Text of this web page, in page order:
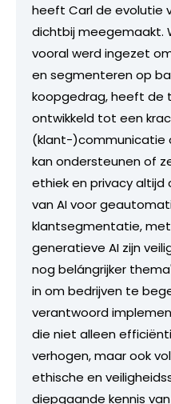
heeft Carl de evolutie
dichtbij meegemaakt.
vooral werd ingezet
en segmenteren op
koopgedrag, heeft de
ontwikkeld tot een
(klant-)communicatie
kan ondersteunen of
ethiek en privacy
van AI voor
klantsegmentatie,
generatieve AI zijn
nog belángrijker
in om bedrijven te
verantwoord
die niet alleen
verhogen, maar ook
ethische en
diepgaande kennis